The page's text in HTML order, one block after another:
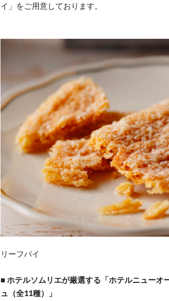
イ」をご用意しております。
リーフパイ
■ ホテルソムリエが厳選する「ホテルニューオ
ュ（全11種）」